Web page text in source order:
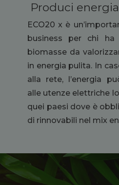
Produci
ECO20 x è
business per chi
biomasse da
in energia pulita. In
alla rete, l’energia
alle utenze elettriche
quei paesi dove è
di rinnovabili nel mix